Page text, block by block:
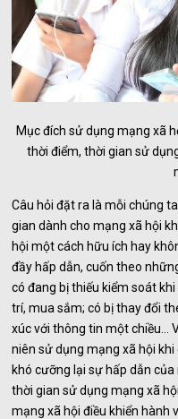
Mục đích sử dụng mạng xã
thời điểm, thời gian sử
Câu hỏi đặt ra là mỗi chúng
gian dành cho mạng xã hội
hội một cách hữu ích hay
đầy hấp dẫn, cuốn theo
có đang bị thiếu kiểm soát
trí, mua sắm; có bị thay đổi
xúc với thông tin một chiều…
niên sử dụng mạng xã hội khi
khó cưỡng lại sự hấp dẫn
thời gian sử dụng mạng xã
mạng xã hội điều khiển hành